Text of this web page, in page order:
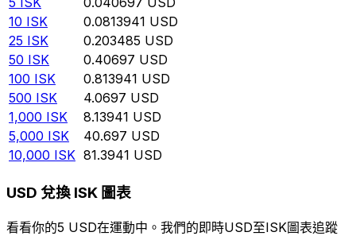
10 ISK 0.0813941 USD
25 ISK 0.203485 USD
50 ISK 0.40697 USD
100 ISK 0.813941 USD
500 ISK 4.0697 USD
1,000 ISK 8.13941 USD
5,000 ISK 40.697 USD
10,000 ISK 81.3941 USD
USD 兌換 ISK 圖表
看看你的5 USD在運動中。我們的即時USD至ISK圖表追蹤